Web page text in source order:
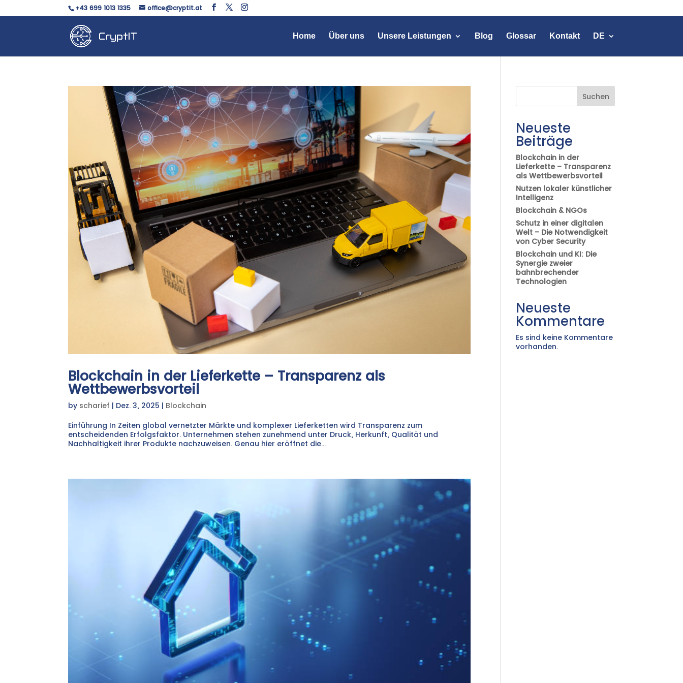
+43 699 1013 1335 office@cryptit.at
Home Über uns Unsere Leistungen Blog Glossar Kontakt DE
Blockchain in der Lieferkette – Transparenz als
Wettbewerbsvorteil
by scharief | Dez. 3, 2025 | Blockchain
Einführung In Zeiten global vernetzter Märkte und komplexer Lieferketten wird Transparenz zum
entscheidenden Erfolgsfaktor. Unternehmen stehen zunehmend unter Druck, Herkunft, Qualität und
Nachhaltigkeit ihrer Produkte nachzuweisen. Genau hier eröffnet die...
Suchen
Neueste
Beiträge
Blockchain in der
Lieferkette – Transparenz
als Wettbewerbsvorteil
Nutzen lokaler künstlicher
Intelligenz
Blockchain & NGOs
Schutz in einer digitalen
Welt – Die Notwendigkeit
von Cyber Security
Blockchain und KI: Die
Synergie zweier
bahnbrechender
Technologien
Neueste
Kommentare
Es sind keine Kommentare
vorhanden.